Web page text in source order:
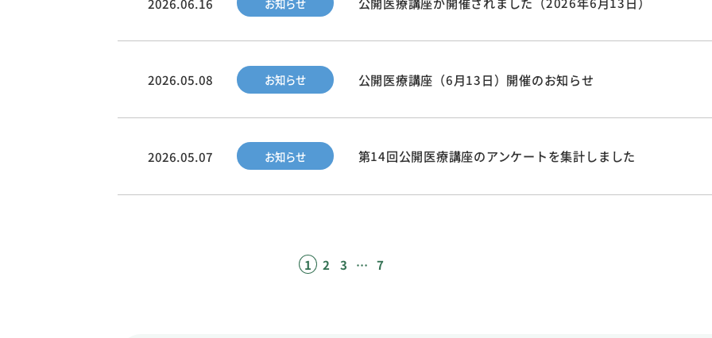
2026.05.08 お知らせ 公開医療講座（6月13日）開催のお知らせ
2026.05.07 お知らせ 第14回公開医療講座のアンケートを集計しました
1 2 3 … 7